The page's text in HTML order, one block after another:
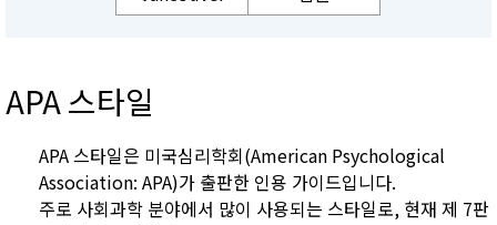
APA 스타일
APA 스타일은 미국심리학회(American Psychological
Association: APA)가 출판한 인용 가이드입니다.
주로 사회과학 분야에서 많이 사용되는 스타일로, 현재 제 7판